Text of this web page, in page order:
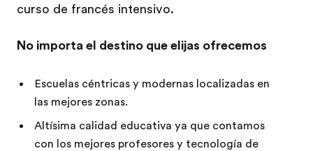
curso de francés intensivo.
No importa el destino que elijas ofrecemos
Escuelas céntricas y modernas localizadas en
las mejores zonas.
Altísima calidad educativa ya que contamos
con los mejores profesores y tecnología de